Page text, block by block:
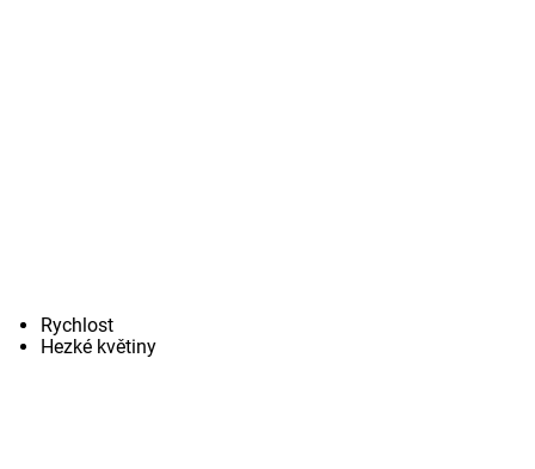
Rychlost
Hezké květiny